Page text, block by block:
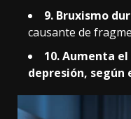
9. Bruxismo
causante de
10. Aumenta
depresión, según